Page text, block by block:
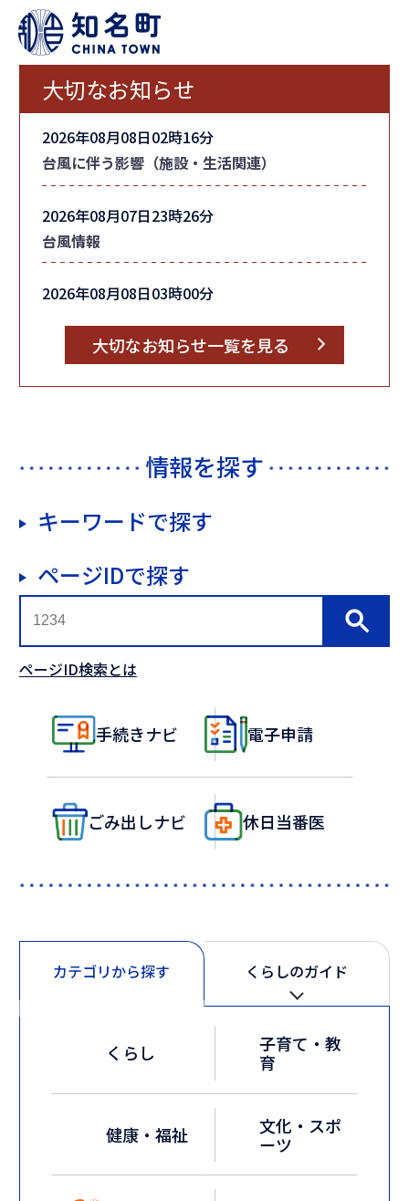
大切なお知らせ
2026年08月08日02時16分
台風に伴う影響（施設・生活関連）
2026年08月07日23時26分
台風情報
2026年08月08日03時00分
大切なお知らせ一覧を見る
情報を探す
キーワードで探す
ページIDで探す
ページID検索とは
手続きナビ 電子申請
ごみ出しナビ 休日当番医
カテゴリから探す くらしのガイド
くらし
子育て・教
育
健康・福祉
文化・スポ
ーツ